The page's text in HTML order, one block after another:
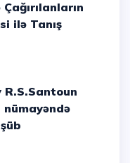
ilə Tanış
nümayəndə